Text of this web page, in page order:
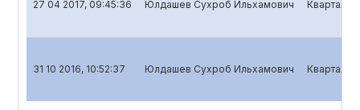
27 04 2017, 09:45:36 Юлдашев Сухроб Ильхамович
31 10 2016, 10:52:37 Юлдашев Сухроб Ильхамович